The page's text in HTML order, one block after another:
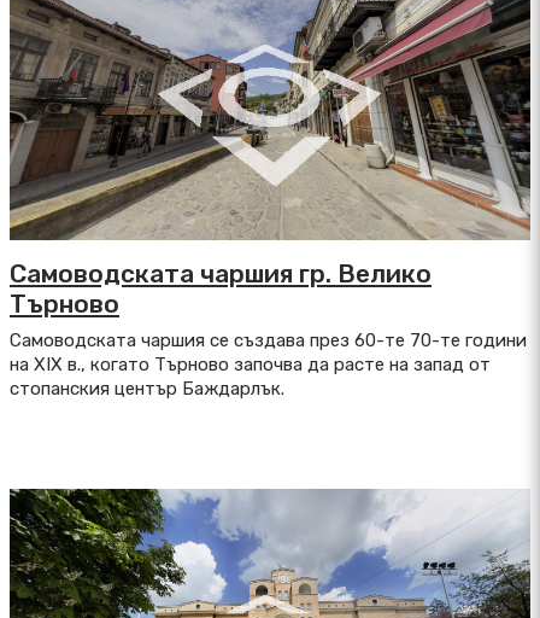
Самоводската чаршия гр. Велико
Търново
Самоводската чаршия се създава през 60-те 70-те години
на XIX в., когато Търново започва да расте на запад от
стопанския център Баждарлък.